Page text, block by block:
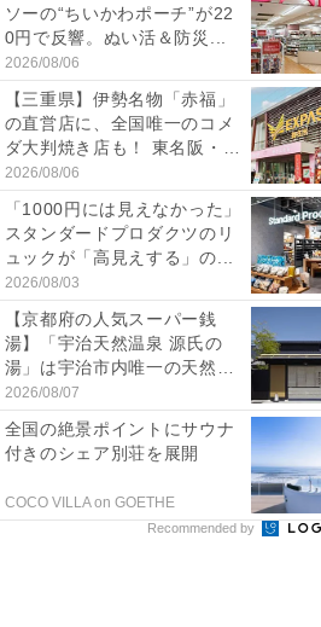
ソーの“ちいかわポーチ”が22
0円で反響。ぬい活＆防災...
2026/08/06
【三重県】伊勢名物「赤福」
の直営店に、全国唯一のコメ
ダ大判焼き店も！ 東名阪・
伊...
2026/08/06
「1000円には見えなかった」
スタンダードプロダクツのリ
ュックが「高見えする」の...
2026/08/03
【京都府の人気スーパー銭
湯】「宇治天然温泉 源氏の
湯」は宇治市内唯一の天然温
泉と...
2026/08/07
全国の絶景ポイントにサウナ
付きのシェア別荘を展開
COCO VILLA on GOETHE
Recommended by